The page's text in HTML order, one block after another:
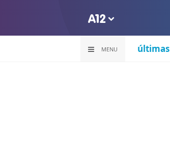
MENU últimas